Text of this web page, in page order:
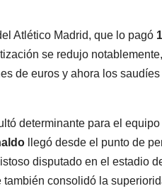
Atlético Madrid, que lo pagó
se redujo
de euros y ahora los
determinante para el
llegó desde el punto de
disputado en el estadio
consolidó la